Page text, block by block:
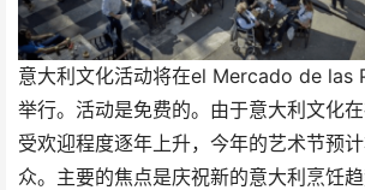
意大利文化活动将在el Mercado de las
举行。活动是免费的。由于意大利文化
受欢迎程度逐年上升，今年的艺术节预
众。主要的焦点是庆祝新的意大利烹饪趋